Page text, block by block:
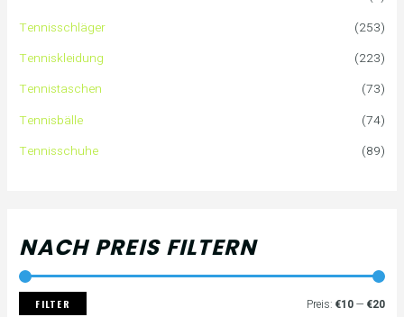
n
a
c
h
Tennisschläger
(253)
Tenniskleidung
(223)
Tennistaschen
(73)
Tennisbälle
(74)
Tennisschuhe
(89)
NACH PREIS FILTERN
e
i
s
e
i
s
FILTER Preis: €10— €20